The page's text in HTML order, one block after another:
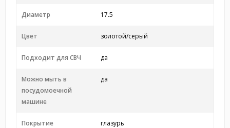
Диаметр 17.5
Цвет золотой/серый
Подходит для СВЧ да
Можно мыть в
посудомоечной
машине
да
Покрытие глазурь